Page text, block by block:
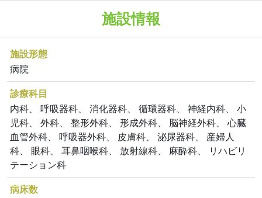
施設情報
施設形態
病院
診療科目
内科、 呼吸器科、 消化器科、 循環器科、 神経内科、 小
児科、 外科、 整形外科、 形成外科、 脳神経外科、 心臓
血管外科、 呼吸器外科、 皮膚科、 泌尿器科、 産婦人
科、 眼科、 耳鼻咽喉科、 放射線科、 麻酔科、 リハビリ
テーション科
病床数